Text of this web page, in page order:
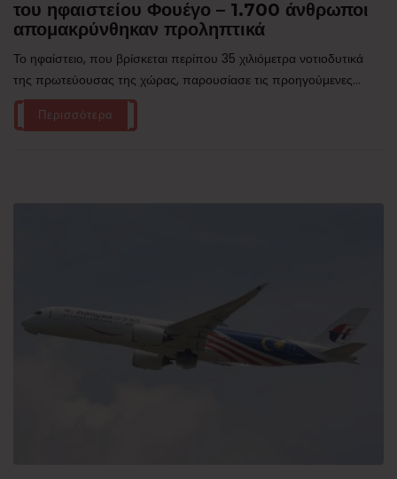
του ηφαιστείου Φουέγο – 1.700 άνθρωποι
απομακρύνθηκαν προληπτικά
Το ηφαίστειο, που βρίσκεται περίπου 35 χιλιόμετρα νοτιοδυτικά
της πρωτεύουσας της χώρας, παρουσίασε τις προηγούμενες...
Περισσότερα